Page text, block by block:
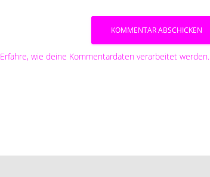
Erfahre, wie deine Kommentardaten verarbeitet werden.